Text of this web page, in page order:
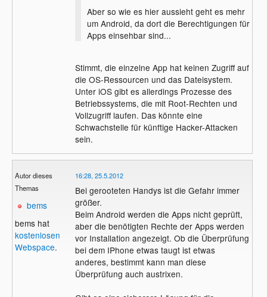
Aber so wie es hier aussieht geht es mehr
um Android, da dort die Berechtigungen für
Apps einsehbar sind...
Stimmt, die einzelne App hat keinen Zugriff auf
die OS-Ressourcen und das Dateisystem.
Unter iOS gibt es allerdings Prozesse des
Betriebssystems, die mit Root-Rechten und
Vollzugriff laufen. Das könnte eine
Schwachstelle für künftige Hacker-Attacken
sein.
Autor dieses
Themas
bems
bems hat
kostenlosen
Webspace.
16:28, 25.5.2012
Bei gerooteten Handys ist die Gefahr immer
größer.
Beim Android werden die Apps nicht geprüft,
aber die benötigten Rechte der Apps werden
vor Installation angezeigt. Ob die Überprüfung
bei dem IPhone etwas taugt ist etwas
anderes, bestimmt kann man diese
Überprüfung auch austrixen.